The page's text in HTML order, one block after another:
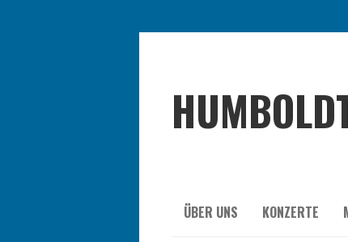
ÜBER UNS KONZERTE